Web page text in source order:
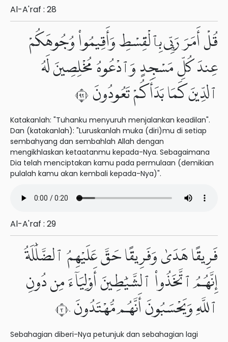
Al-A'raf : 28
قُلْ أَمَرَ رَبِّى بِٱلْقِسْطِ وَأَقِيمُوا۟ وُجُوهَكُمْ
عِندَ كُلِّ مَسْجِدٍ وَٱدْعُوهُ مُخْلِصِينَ لَهُ
ٱلدِّينَ كَمَا بَدَأَكُمْ تَعُودُونَ ٢٩
Katakanlah: "Tuhanku menyuruh menjalankan keadilan".
Dan (katakanlah): "Luruskanlah muka (diri)mu di setiap
sembahyang dan sembahlah Allah dengan
mengikhlaskan ketaatanmu kepada-Nya. Sebagaimana
Dia telah menciptakan kamu pada permulaan (demikian
pulalah kamu akan kembali kepada-Nya)".
Al-A'raf : 29
فَرِيقًا هَدَىٰ وَفَرِيقًا حَقَّ عَلَيْهِمُ ٱلضَّلَٰلَةُ
إِنَّهُمُ ٱتَّخَذُوا۟ ٱلشَّيَٰطِينَ أَوْلِيَآءَ مِن دُونِ
ٱللَّهِ وَيَحْسَبُونَ أَنَّهُم مُّهْتَدُونَ ٣٠
Sebahagian diberi-Nya petunjuk dan sebahagian lagi